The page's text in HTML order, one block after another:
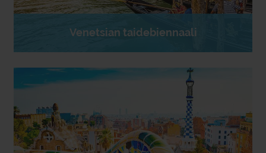
Venetsian taidebiennaali